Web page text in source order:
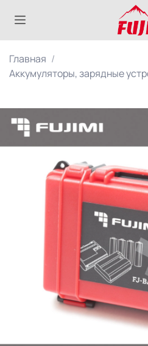
Главная
Аккумуляторы, зарядные